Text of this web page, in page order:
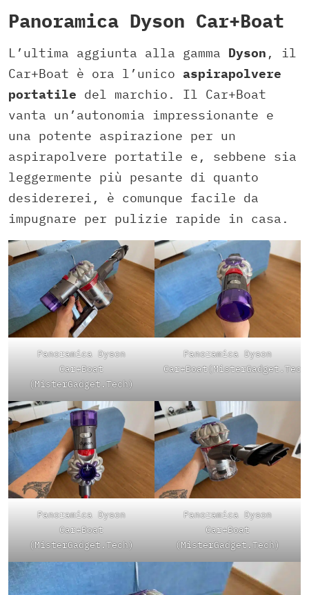
Panoramica Dyson Car+Boat
L’ultima aggiunta alla gamma Dyson , il
Car+Boat è ora l’unico aspirapolvere
portatile del marchio. Il Car+Boat
vanta un’autonomia impressionante e
una potente aspirazione per un
aspirapolvere portatile e, sebbene sia
leggermente più pesante di quanto
desidererei, è comunque facile da
impugnare per pulizie rapide in casa.
Panoramica Dyson
Car+Boat
(MisterGadget.Tech)
Panoramica Dyson
Panoramica Dyson
Car+Boat
(MisterGadget.Tech)
Panoramica Dyson
Car+Boat
(MisterGadget.Tech)